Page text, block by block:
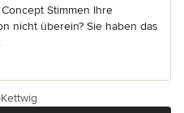
Stimmen Ihre
nicht überein? Sie haben das